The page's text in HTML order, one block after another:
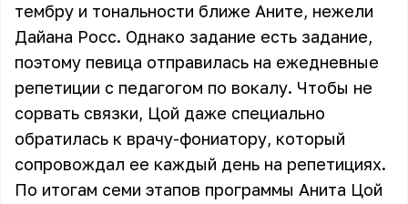
тембру и тональности ближе Аните, нежели
Дайана Росс. Однако задание есть задание,
поэтому певица отправилась на ежедневные
репетиции с педагогом по вокалу. Чтобы не
сорвать связки, Цой даже специально
обратилась к врачу-фониатору, который
сопровождал ее каждый день на репетициях.
По итогам семи этапов программы Анита Цой